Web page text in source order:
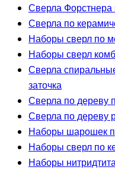
Сверла Форстнера
Сверла по
Наборы сверл по
Наборы сверл
Сверла
заточка
Сверла по дереву
Сверла по дереву
Наборы шарошек
Наборы сверл по
Наборы